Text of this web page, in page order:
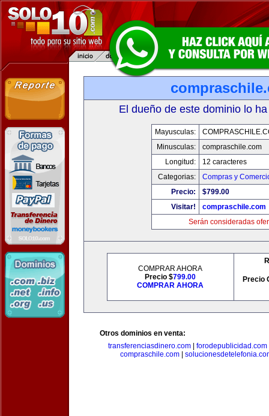
El dueño de este dominio lo
Mayusculas:
Minusculas:
compraschile.com
Longitud:
12 caracteres
Categorias:
Compras y
Precio:
$799.00
Visitar!
compraschile.com
Serán consideradas
COMPRAR AHORA
Precio $799.00
COMPRAR AHORA
Precio
Otros dominios en venta:
transferenciasdinero.com
forodepublicidad.com
compraschile.com